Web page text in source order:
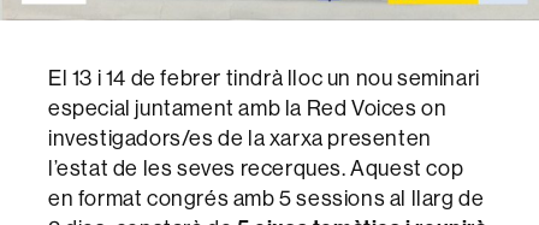
El 13 i 14 de febrer tindrà lloc un nou seminari
especial juntament amb la Red Voices on
investigadors/es de la xarxa presenten
l’estat de les seves recerques. Aquest cop
en format congrés amb 5 sessions al llarg de